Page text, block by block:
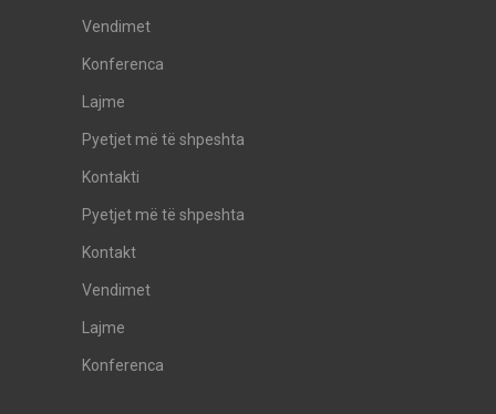
Vendimet
Konferenca
Lajme
Pyetjet më të shpeshta
Kontakti
Pyetjet më të shpeshta
Kontakt
Vendimet
Lajme
Konferenca